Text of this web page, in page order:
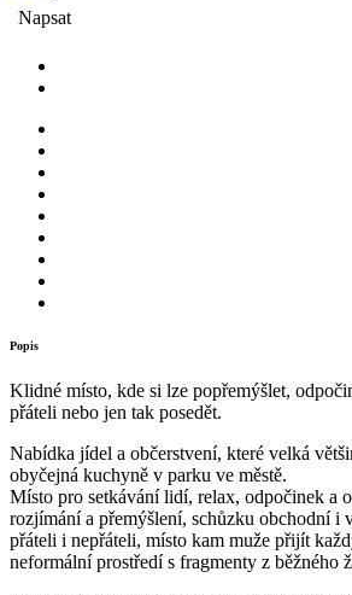
Napsat
Popis
Klidné místo, kde si lze popřemýšlet,
přáteli nebo jen tak posedět.
Nabídka jídel a občerstvení, které velká
obyčejná kuchyně v parku ve městě.
Místo pro setkávání lidí, relax, odpočinek a
rozjímání a přemýšlení, schůzku obchodní i
přáteli i nepřáteli, místo kam muže přijít
neformální prostředí s fragmenty z běžného